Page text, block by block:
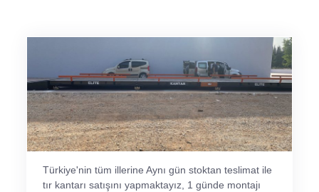
Türkiye'nin tüm illerine Aynı gün stoktan teslimat ile
tır kantarı satışını yapmaktayız, 1 günde montajı